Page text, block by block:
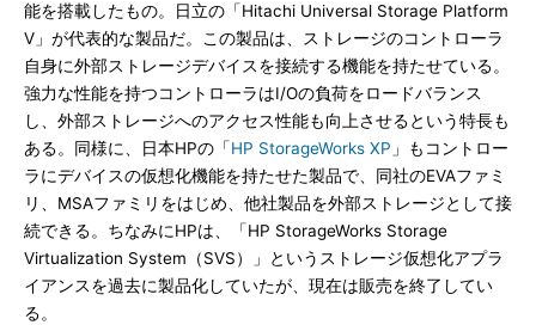
能を搭載したもの。日立の「Hitachi Universal Storage Platform
V」が代表的な製品だ。この製品は、ストレージのコントローラ
自身に外部ストレージデバイスを接続する機能を持たせている。
強力な性能を持つコントローラはI/Oの負荷をロードバランス
し、外部ストレージへのアクセス性能も向上させるという特長も
ある。同様に、日本HPの「HP StorageWorks XP 」もコントロー
ラにデバイスの仮想化機能を持たせた製品で、同社のEVAファミ
リ、MSAファミリをはじめ、他社製品を外部ストレージとして接
続できる。ちなみにHPは、「HP StorageWorks Storage
Virtualization System（SVS）」というストレージ仮想化アプラ
イアンスを過去に製品化していたが、現在は販売を終了してい
る。